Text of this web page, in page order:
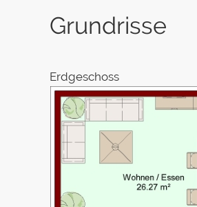
Grundrisse
Erdgeschoss